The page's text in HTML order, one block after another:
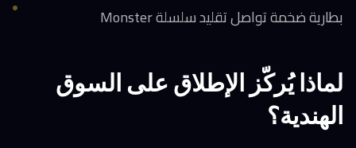
بطارية ضخمة تواصل تقليد سلسلة Monster
لماذا يُركّز الإطلاق على السوق
الهندية؟